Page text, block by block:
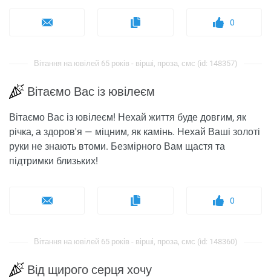
0
Вітання на ювілей 65 років - вірші, проза, смс (id: 148357)
Вітаємо Вас із ювілеєм
Вітаємо Вас із ювілеєм! Нехай життя буде довгим, як
річка, а здоров'я — міцним, як камінь. Нехай Ваші золоті
руки не знають втоми. Безмірного Вам щастя та
підтримки близьких!
0
Вітання на ювілей 65 років - вірші, проза, смс (id: 148360)
Від щирого серця хочу